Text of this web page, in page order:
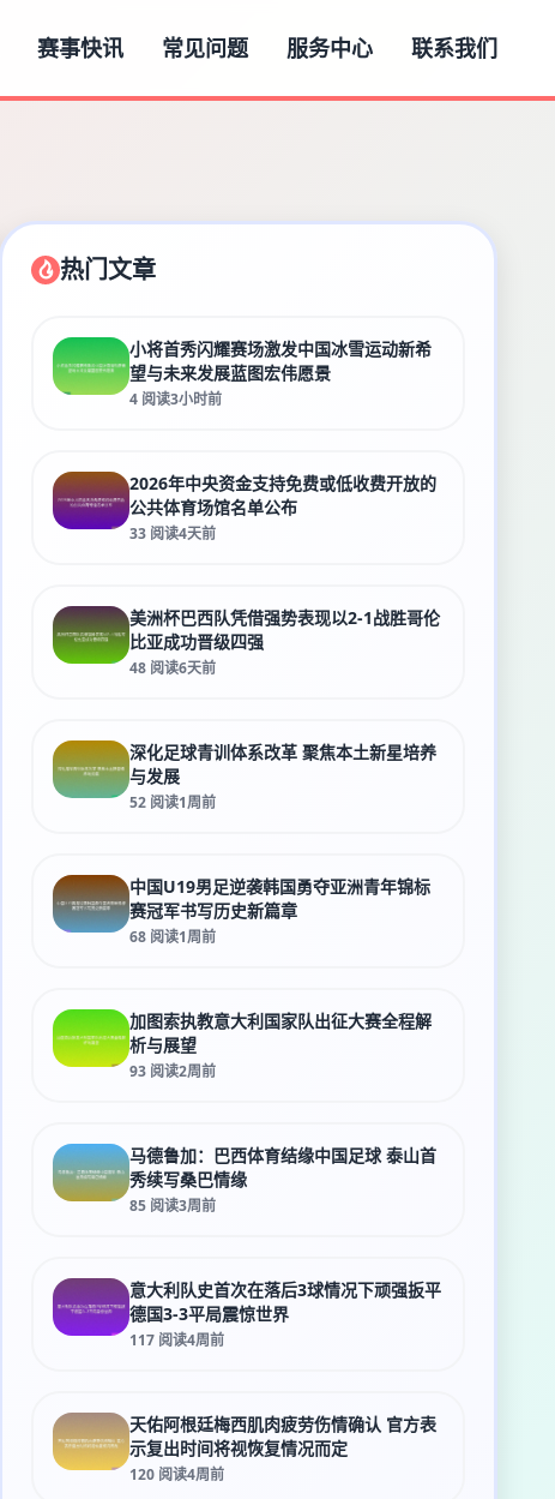
赛事快讯 常见问题 服务中心 联系我们
热门文章
小将首秀闪耀赛场激发中国冰雪运动新希
望与未来发展蓝图宏伟愿景
4 阅读3小时前
2026年中央资金支持免费或低收费开放的
公共体育场馆名单公布
33 阅读4天前
美洲杯巴西队凭借强势表现以2-1战胜哥伦
比亚成功晋级四强
48 阅读6天前
深化足球青训体系改革 聚焦本土新星培养
与发展
52 阅读1周前
中国U19男足逆袭韩国勇夺亚洲青年锦标
赛冠军书写历史新篇章
68 阅读1周前
加图索执教意大利国家队出征大赛全程解
析与展望
93 阅读2周前
马德鲁加：巴西体育结缘中国足球 泰山首
秀续写桑巴情缘
85 阅读3周前
意大利队史首次在落后3球情况下顽强扳平
德国3-3平局震惊世界
117 阅读4周前
天佑阿根廷梅西肌肉疲劳伤情确认 官方表
示复出时间将视恢复情况而定
120 阅读4周前